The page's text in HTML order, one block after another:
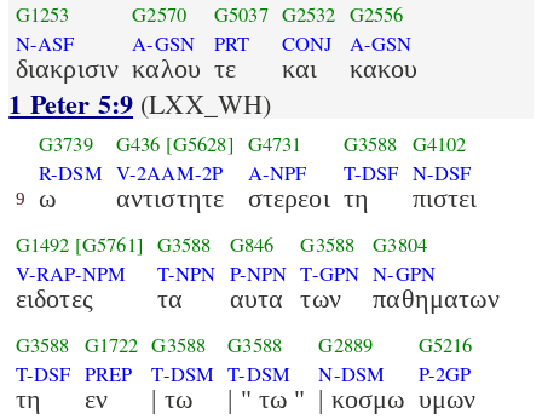
G1253
N-ASF
διακρισιν
G2570
A-GSN
καλου
G5037
PRT
τε
G2532
CONJ
και
G2556
A-GSN
κακου
1 Peter 5:9 (LXX_WH)
9
G3739
R-DSM
ω
G436 [G5628]
V-2AAM-2P
αντιστητε
G4731
A-NPF
στερεοι
G3588
T-DSF
τη
G4102
N-DSF
πιστει
G1492 [G5761]
V-RAP-NPM
ειδοτες
G3588
T-NPN
τα
G846
P-NPN
αυτα
G3588
T-GPN
των
G3804
N-GPN
παθηματων
G3588
T-DSF
τη
G1722
PREP
εν
G3588
T-DSM
| τω
G3588
T-DSM
| " τω "
G2889
N-DSM
| κοσμω
G5216
P-2GP
υμων